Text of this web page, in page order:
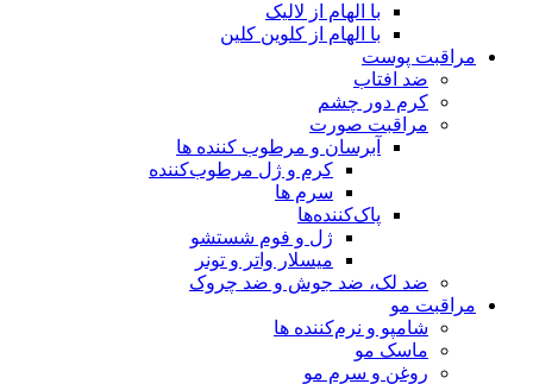
با الهام از لالیک
با الهام از کلوین کلین
مراقبت پوست
ضد افتاب
کرم دور چشم
مراقبت صورت
آبرسان و مرطوب کننده ها
کرم و ژل مرطوب‌کننده
سرم ها
پاک‌کننده‌ها
ژل و فوم شستشو
میسلار واتر و تونر
ضد لک، ضد جوش و ضد چروک
مراقبت مو
شامپو و نرم‌کننده ها
ماسک مو
روغن و سرم مو